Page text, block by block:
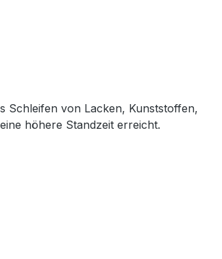
Schleifen von Lacken, Kunststoffen,
höhere Standzeit erreicht.